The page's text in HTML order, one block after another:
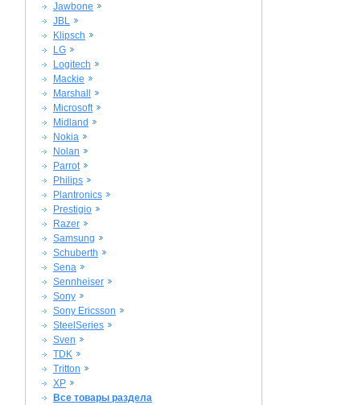
Jawbone
JBL
Klipsch
LG
Logitech
Mackie
Marshall
Microsoft
Midland
Nokia
Nolan
Parrot
Philips
Plantronics
Prestigio
Razer
Samsung
Schuberth
Sena
Sennheiser
Sony
Sony Ericsson
SteelSeries
Sven
TDK
Tritton
XP
Все товары раздела